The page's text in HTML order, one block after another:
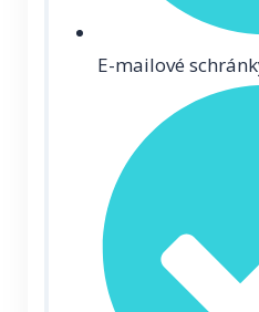
E-mailové